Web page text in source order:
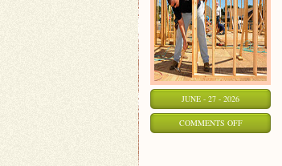
JUNE - 27 - 2026
COMMENTS OFFON